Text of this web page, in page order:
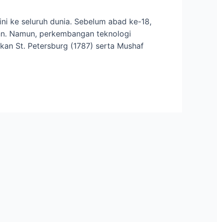
ke seluruh dunia. Sebelum abad ke-18,
Namun, perkembangan teknologi
St. Petersburg (1787) serta Mushaf